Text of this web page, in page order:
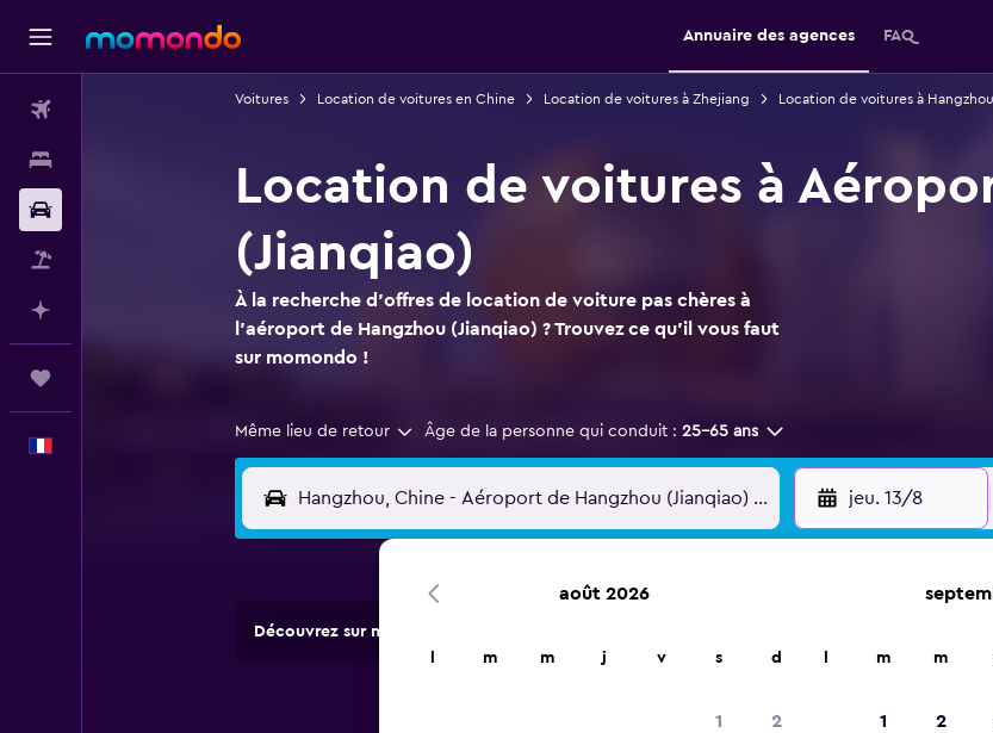
Annuaire des agences FAQ
Voitures Location de voitures en Chine Location de voitures à Zhejiang Location de voitures à Hangzhou
Location de voitures à
(Jianqiao)
À la recherche d'offres de location de voiture pas chères à
l'aéroport de Hangzhou (Jianqiao) ? Trouvez ce qu'il vous faut
sur momondo !
Même lieu de retour Âge de la personne qui conduit : 25-65 ans
jeu. 13/8
Découvrez sur momondo des offres d'agences de location dans plus de 70 000 endroits.
août 2026
m m j v s d
1 2
m m
1 2